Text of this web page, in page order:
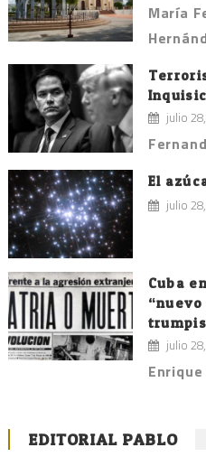
María
julio
El
julio
Cuba
julio
EDITORIAL PABLO